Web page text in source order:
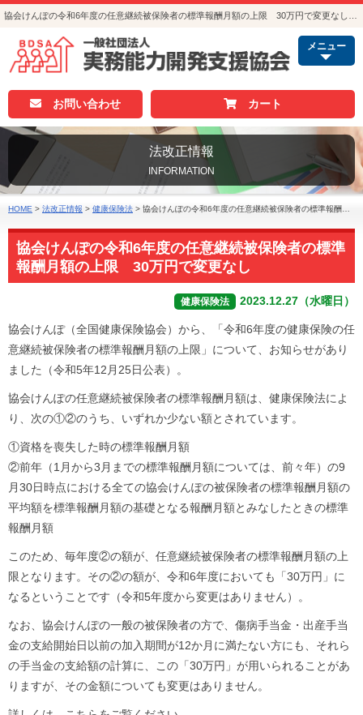
メニュー
お問い合わせ カート
法改正情報
INFORMATION
HOME > 法改正情報 > 健康保険法 > 協会けんぽの令和6年度の任意継続被保険者の標準報酬月額の上限 30万円で変更なし
協会けんぽの令和6年度の任意継続被保険者の標準
報酬月額の上限 30万円で変更なし
健康保険法 2023.12.27（水曜日）
協会けんぽ（全国健康保険協会）から、「令和6年度の健康保険の任
意継続被保険者の標準報酬月額の上限」について、お知らせがあり
ました（令和5年12月25日公表）。
協会けんぽの任意継続被保険者の標準報酬月額は、健康保険法によ
り、次の①②のうち、いずれか少ない額とされています。
①資格を喪失した時の標準報酬月額
②前年（1月から3月までの標準報酬月額については、前々年）の9
月30日時点における全ての協会けんぽの被保険者の標準報酬月額の
平均額を標準報酬月額の基礎となる報酬月額とみなしたときの標準
報酬月額
このため、毎年度②の額が、任意継続被保険者の標準報酬月額の上
限となります。その②の額が、令和6年度においても「30万円」に
なるということです（令和5年度から変更はありません）。
なお、協会けんぽの一般の被保険者の方で、傷病手当金・出産手当
金の支給開始日以前の加入期間が12か月に満たない方にも、それら
の手当金の支給額の計算に、この「30万円」が用いられることがあ
りますが、その金額についても変更はありません。